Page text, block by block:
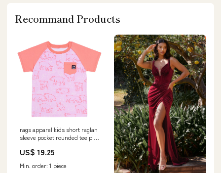
Recommand Products
rags apparel kids short raglan
sleeve pocket rounded tee pink
US$ 19.25
Min. order: 1 piece